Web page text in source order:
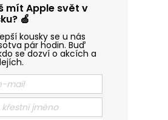
mít Apple svět v
🍏
kousky se u nás
pár hodin. Buď
se dozví o akcích a